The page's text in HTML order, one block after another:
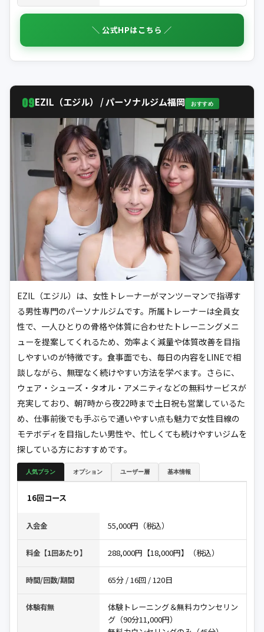
＼ 公式HPはこちら ／
09EZIL（エジル） / パーソナルジム福岡 おすすめ
EZIL（エジル）は、女性トレーナーがマンツーマンで指導す
る男性専門のパーソナルジムです。所属トレーナーは全員女
性で、一人ひとりの骨格や体質に合わせたトレーニングメニ
ューを提案してくれるため、効率よく減量や体質改善を目指
しやすいのが特徴です。食事面でも、毎日の内容をLINEで相
談しながら、無理なく続けやすい方法を学べます。さらに、
ウェア・シューズ・タオル・アメニティなどの無料サービスが
充実しており、朝7時から夜22時まで土日祝も営業しているた
め、仕事前後でも手ぶらで通いやすい点も魅力で女性目線の
モテボディを目指したい男性や、忙しくても続けやすいジムを
探している方におすすめです。
人気プラン オプション ユーザー層 基本情報
16回コース
入会金 55,000円（税込）
料金【1回あたり】 288,000円【18,000円】（税込）
時間/回数/期間 65分 / 16回 / 120日
体験有無
体験トレーニング＆無料カウンセリン
グ（90分11,000円）